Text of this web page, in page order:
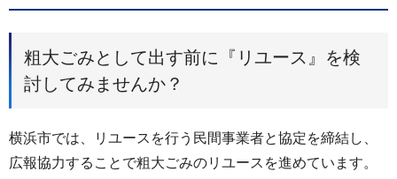
粗大ごみとして出す前に『リユース』を検
討してみませんか？
横浜市では、リユースを行う民間事業者と協定を締結し、
広報協力することで粗大ごみのリユースを進めています。